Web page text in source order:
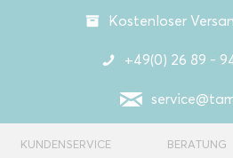
Kostenloser
+49(0) 26 89 -
KUNDENSERVICE BERATUNG